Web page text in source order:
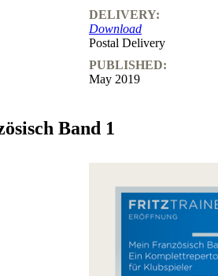
DELIVERY:
Download
Postal Delivery
PUBLISHED:
May 2019
Band 1